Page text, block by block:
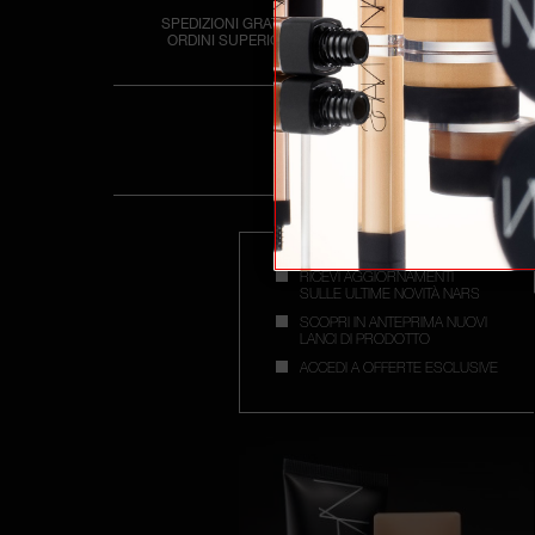
SPEDIZIONI GRATUITE PER
ORDINI SUPERIORI A 50€
2 CAMPIONI A
OGNI
RICEVI AGGIORNAMENTI
SULLE ULTIME NOVITÀ NARS
SCOPRI IN ANTEPRIMA NUOVI
LANCI DI PRODOTTO
ACCEDI A OFFERTE ESCLUSIVE